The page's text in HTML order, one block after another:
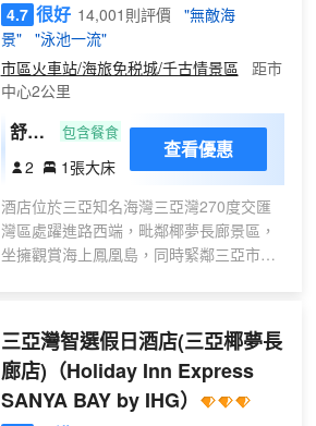
4.7 很好 14,001則評價
"無敵海
景"
"泳池一流"
市區火車站/海旅免税城/千古情景區
距市
中心2公里
舒適
海景
大床
房
（獨
立觀
+洗
衣
機）
包含餐食
2 1張大床
查看優惠
酒店位於三亞知名海灣三亞灣270度交匯
灣區處躍進路西端，毗鄰椰夢長廊景區，
坐擁觀賞海上鳳凰島，同時緊鄰三亞市中
下街、三亞酒吧街、一方百貨等商業娛樂
集中地區步行約5-15分鐘均可到達，輕鬆
體驗三亞民風民情，吃遍三亞最正宗小
吃。酒店擁有精心打造的海南特色花膠雞
火鍋、海鮮、本地菜、西餐等多種菜系。
三亞灣智選假日酒店(三亞椰夢長
廊店) （Holiday Inn Express
SANYA BAY by IHG）